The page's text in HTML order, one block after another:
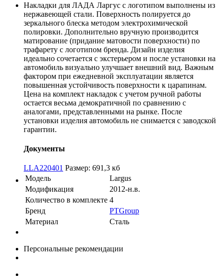
Накладки для ЛАДА Ларгус с логотипом выполнены из
нержавеющей стали. Поверхность полируется до
зеркального блеска методом электрохимической
полировки. Дополнительно вручную производится
матирование (придание матовости поверхности) по
трафарету c логотипом бренда. Дизайн изделия
идеально сочетается с экстерьером и после установки на
автомобиль визуально улучшает внешний вид. Важным
фактором при ежедневной эксплуатации является
повышенная устойчивость поверхности к царапинам.
Цена на комплект накладок с учетом ручной работы
остается весьма демократичной по сравнению с
аналогами, представленными на рынке. После
установки изделия автомобиль не снимается с заводской
гарантии.
Документы
LLA220401 Размер: 691,3 кб
Модель
Largus
Модификация
2012-н.в.
Количество в комплекте 4
Бренд
PTGroup
Материал
Сталь
Персональные рекомендации